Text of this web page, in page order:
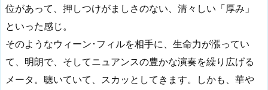
位があって、押しつけがましさのない、清々しい「厚み」
といった感じ。
そのようなウィーン･フィルを相手に、生命力が漲ってい
て、明朗で、そしてニュアンスの豊かな演奏を繰り広げる
メータ。聴いていて、スカッとしてきます。しかも、華や